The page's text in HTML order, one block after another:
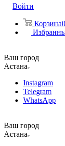
Войти
Корзина0
Ваш город
Астана
Instagram
Telegram
WhatsApp
Ваш город
Астана